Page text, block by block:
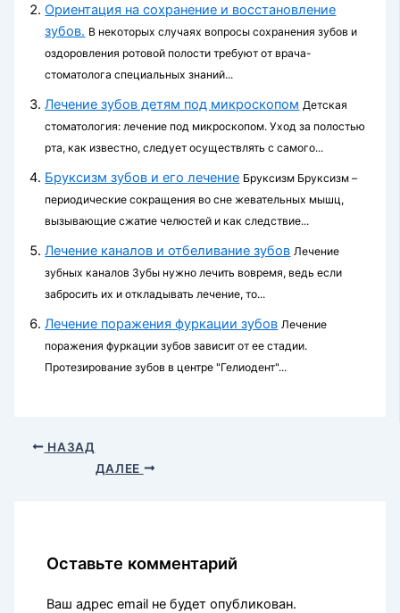
Ориентация на сохранение и восстановление
зубов. В некоторых случаях вопросы сохранения зубов и
оздоровления ротовой полости требуют от врача-
стоматолога специальных знаний...
Лечение зубов детям под микроскопом Детская
стоматология: лечение под микроскопом. Уход за полостью
рта, как известно, следует осуществлять с самого...
Бруксизм зубов и его лечение Бруксизм Бруксизм –
периодические сокращения во сне жевательных мышц,
вызывающие сжатие челюстей и как следствие...
Лечение каналов и отбеливание зубов Лечение
зубных каналов Зубы нужно лечить вовремя, ведь если
забросить их и откладывать лечение, то...
Лечение поражения фуркации зубов Лечение
поражения фуркации зубов зависит от ее стадии.
Протезирование зубов в центре "Гелиодент"...
НАЗАД
ДАЛЕЕ
Оставьте комментарий
Ваш адрес email не будет опубликован.